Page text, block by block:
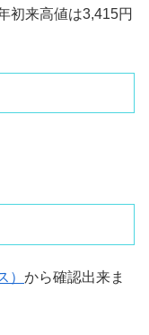
初来高値は3,415円
） から確認出来ま